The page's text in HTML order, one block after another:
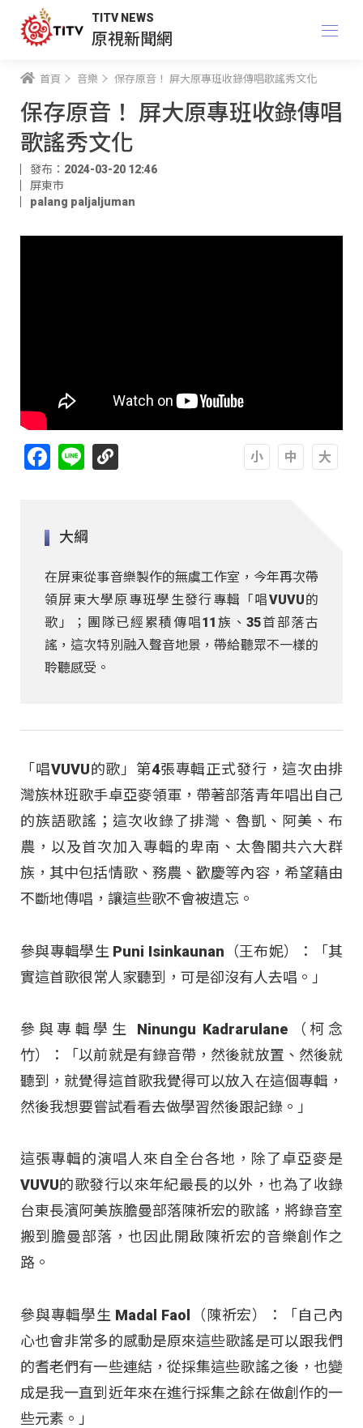
TITV NEWS
原視新聞網
首頁 音樂 保存原音！ 屏大原專班收錄傳唱歌謠秀文化
保存原音！ 屏大原專班收錄傳唱
歌謠秀文化
發布：2024-03-20 12:46
屏東市
palang paljaljuman
Facebook
Line
大綱
在屏東從事音樂製作的無虞工作室，今年再次帶
領屏東大學原專班學生發行專輯「唱VUVU的
歌」；團隊已經累積傳唱11族、35首部落古
謠，這次特別融入聲音地景，帶給聽眾不一樣的
聆聽感受。
「唱VUVU的歌」第4張專輯正式發行，這次由排
灣族林班歌手卓亞麥領軍，帶著部落青年唱出自己
的族語歌謠；這次收錄了排灣、魯凱、阿美、布
農，以及首次加入專輯的卑南、太魯閣共六大群
族，其中包括情歌、務農、歡慶等內容，希望藉由
不斷地傳唱，讓這些歌不會被遺忘。
參與專輯學生 Puni Isinkaunan（王布妮）：「其
實這首歌很常人家聽到，可是卻沒有人去唱。」
參與專輯學生 Ninungu Kadrarulane（柯念
竹）：「以前就是有錄音帶，然後就放置、然後就
聽到，就覺得這首歌我覺得可以放入在這個專輯，
然後我想要嘗試看看去做學習然後跟記錄。」
這張專輯的演唱人來自全台各地，除了卓亞麥是
VUVU的歌發行以來年紀最長的以外，也為了收錄
台東長濱阿美族膽曼部落陳祈宏的歌謠，將錄音室
搬到膽曼部落，也因此開啟陳祈宏的音樂創作之
路。
參與專輯學生 Madal Faol（陳祈宏）：「自己內
心也會非常多的感動是原來這些歌謠是可以跟我們
的耆老們有一些連結，從採集這些歌謠之後，也變
成是我一直到近年來在進行採集之餘在做創作的一
些元素。」